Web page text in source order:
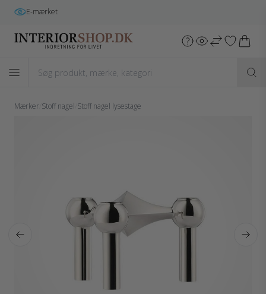
E-mærket
Mærker Stoff nagel Stoff nagel lysestage